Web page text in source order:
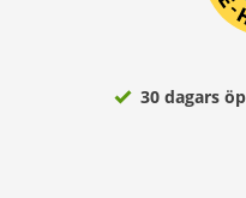
30 dagars